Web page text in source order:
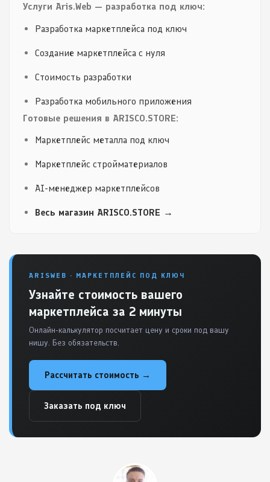
Услуги Aris.Web — разработка под ключ:
Разработка маркетплейса под ключ
Создание маркетплейса с нуля
Стоимость разработки
Разработка мобильного приложения
Готовые решения в ARISCO.STORE:
Маркетплейс металла под ключ
Маркетплейс стройматериалов
AI-менеджер маркетплейсов
Весь магазин ARISCO.STORE →
ARISWEB · МАРКЕТПЛЕЙС ПОД КЛЮЧ
Узнайте стоимость вашего
маркетплейса за 2 минуты
Онлайн-калькулятор посчитает цену и сроки под вашу
нишу. Без обязательств.
Рассчитать стоимость →
Заказать под ключ